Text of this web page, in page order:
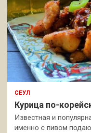
СЕУЛ
Курица по-
Известная и
именно с пивом